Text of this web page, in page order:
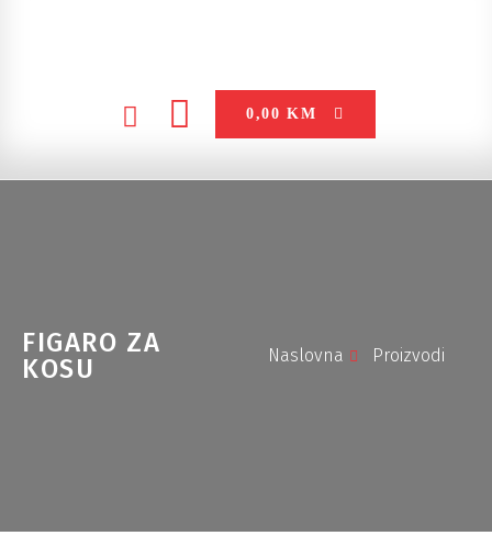
0,00KM
FIGARO ZA
KOSU
Naslovna Proizvodi